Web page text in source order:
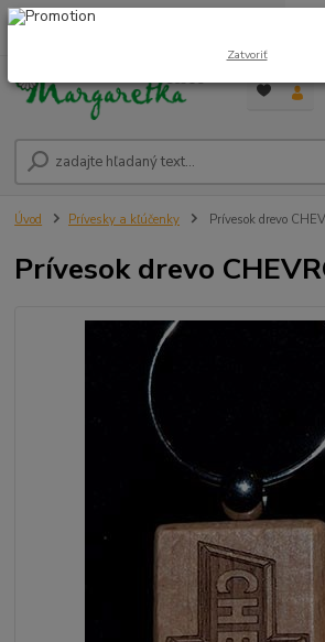
0948 236 042
Úvod Prívesky a kľúčenky Prívesok drevo
Prívesok drevo
Zatvoriť